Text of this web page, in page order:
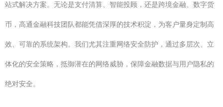
站式解决方案。无论是支付清算、智能投顾，还是跨境金融、数字货
币，高通金融科技团队都能凭借深厚的技术积淀，为客户量身定制高
效、可靠的系统架构。我们尤其注重网络安全防护，通过多层次、立
体化的安全策略，抵御潜在的网络威胁，保障金融数据与用户隐私的
绝对安全。